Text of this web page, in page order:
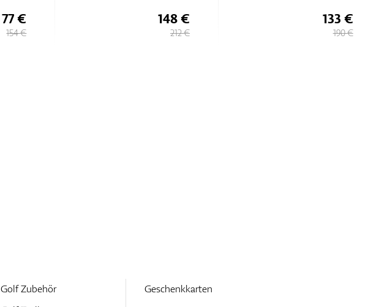
148 €
212 €
133 €
190 €
77 €
154 €
Golf Zubehör
Geschenkkarten